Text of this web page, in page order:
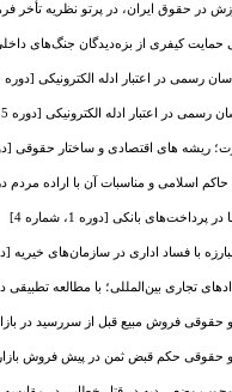
حقوق ایران، در پرتو نظریه تأخر فرهنگی
کیفری از بزه‌دیدگان جنگ‌های داخلی [دوره
در اعتبار ادله الکترونیکی [دوره 5، شماره 3]
در اعتبار ادله الکترونیکی [دوره 5، شماره 3]
های اقتصادی و ساختار حقوقی [دوره 6،
و مناسبات آن با اراده مردم در فقه
پرداخت‌های بانکی [دوره 1، شماره 4]
با فساد اداری در سازمان‌های خیریه [دوره 2،
تجاری بین‌المللی؛ با مطالعه تطبیقی در
فروش مبیع قبل از سررسید در بازار بورس
حکم قبض ثمن در پیش فروش بازار بورس